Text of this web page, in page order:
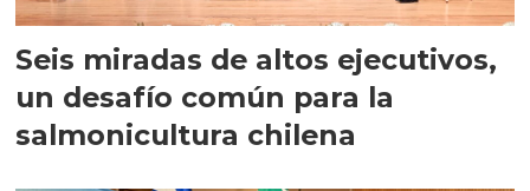
Seis miradas de altos ejecutivos,
un desafío común para la
salmonicultura chilena